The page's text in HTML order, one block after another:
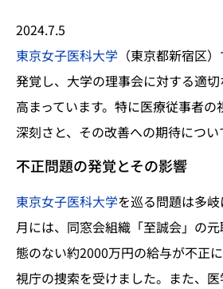
2024.7.5
東京女子医科大学 （東京都新宿区
発覚し、大学の理事会に対する適
高まっています。特に医療従事者
深刻さと、その改善への期待につい
不正問題の発覚とその影響
東京女子医科大学を巡る問題は多
月には、同窓会組織「至誠会」の
態のない約2000万円の給与が不正
視庁の捜索を受けました。また、